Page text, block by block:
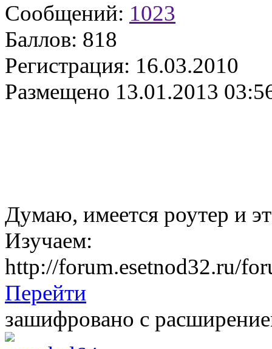
Сообщений: 1023
Баллов: 818
Регистрация: 16.03.2010
Размещено 13.01.2013
Думаю, имеется роутер и
Изучаем:
http://forum.esetnod32.ru/
Перейти
зашифровано с